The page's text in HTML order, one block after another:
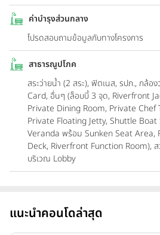
ค่าบำรุงส่วนกลาง
โปรดสอบถามข้อมูลกับทางโครงการ
สาธารณูปโภค
สระว่ายน้ำ (2 สระ), ฟิตเนส, รปภ., กล้อ
Card, อื่นๆ (ล็อบบี้ 3 จุด, Riverfront
Private Dining Room, Private Chef
Private Floating Jetty, Shuttle
Veranda พร้อม Sunken Seat Area,
Deck, Riverfront Function Room),
บริเวณ Lobby
แนะนำคอนโดล่าสุด